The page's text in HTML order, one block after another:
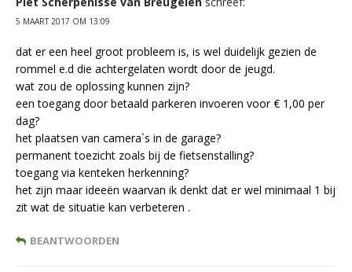
5 MAART 2017 OM 13:09
dat er een heel groot probleem is, is wel duidelijk gezien de
rommel e.d die achtergelaten wordt door de jeugd.
wat zou de oplossing kunnen zijn?
een toegang door betaald parkeren invoeren voor € 1,00 per
dag?
het plaatsen van camera`s in de garage?
permanent toezicht zoals bij de fietsenstalling?
toegang via kenteken herkenning?
het zijn maar ideeën waarvan ik denkt dat er wel minimaal 1 bij
zit wat de situatie kan verbeteren .
BEANTWOORDEN